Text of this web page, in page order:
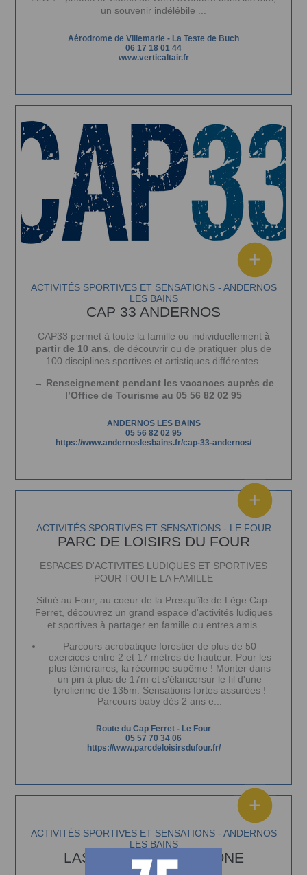
un souvenir indélébile ...
Aérodrome de Villemarie - La Teste de Buch
06 17 18 01 44
www.verticaltair.fr
ACTIVITÉS SPORTIVES ET SENSATIONS - ANDERNOS
LES BAINS
CAP 33 ANDERNOS
CAP33 permet à toute la famille ou individuellement à
partir de 10 ans , de découvrir ou de pratiquer plus de
100 disciplines sportives et artistiques différentes.
→ Renseignement pendant les vacances auprès de
l’Office de Tourisme au 05 56 82 02 95
ANDERNOS LES BAINS
05 56 82 02 95
https://www.andernoslesbains.fr/cap-33-andernos/
ACTIVITÉS SPORTIVES ET SENSATIONS - LE FOUR
PARC DE LOISIRS DU FOUR
ESPACES D'ACTIVITES LUDIQUES ET SPORTIVES
POUR TOUTE LA FAMILLE
Situé au Four, au coeur de la Presqu'île de Lège Cap-
Ferret, découvrez un grand espace d'activités ludiques
et sportives à partager en famille ou entres amis.
Parcours acrobatique forestier de plus de 50
exercices entre 2 et 17 mètres de hauteur. Pour les
plus téméraires, la récompe supême ! Monter dans
un pin à plus de 17m et s'élancersur le fil d'une
tyrolienne de 135m. Sensations fortes assurées !
Parcours baby dès 2 ans e...
Route du Cap Ferret - Le Four
05 57 70 34 06
https://www.parcdeloisirsdufour.fr/
ACTIVITÉS SPORTIVES ET SENSATIONS - ANDERNOS
LES BAINS
LASER GAME MÉGAZONE